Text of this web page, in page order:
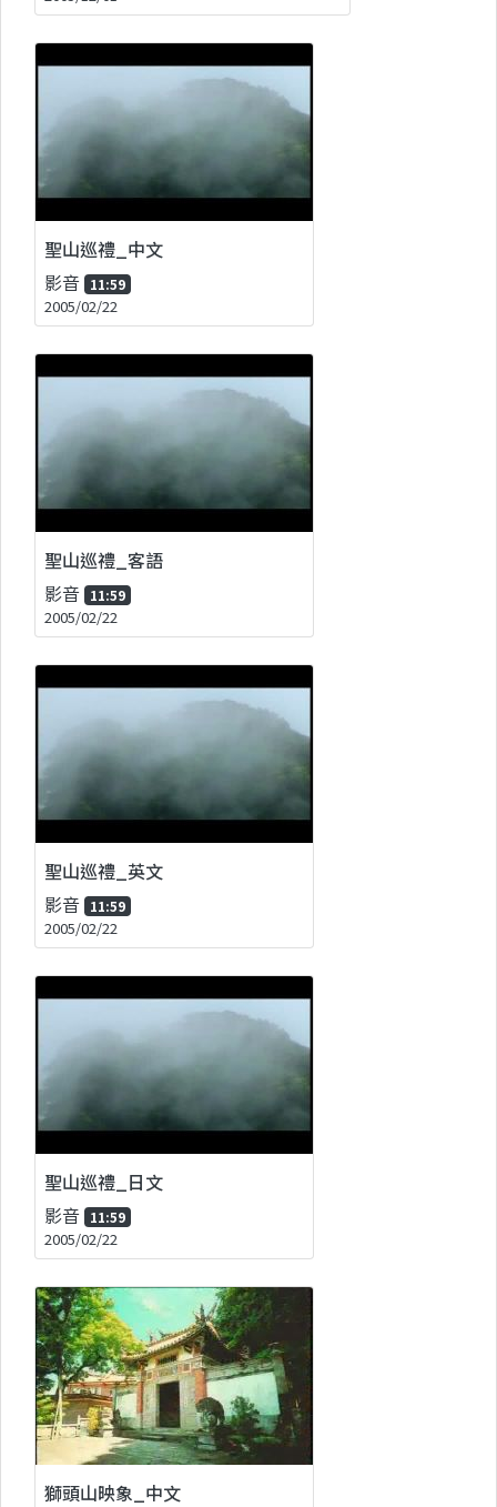
聖山巡禮_中文
影音 11:59
2005/02/22
聖山巡禮_客語
影音 11:59
2005/02/22
聖山巡禮_英文
影音 11:59
2005/02/22
聖山巡禮_日文
影音 11:59
2005/02/22
獅頭山映象_中文